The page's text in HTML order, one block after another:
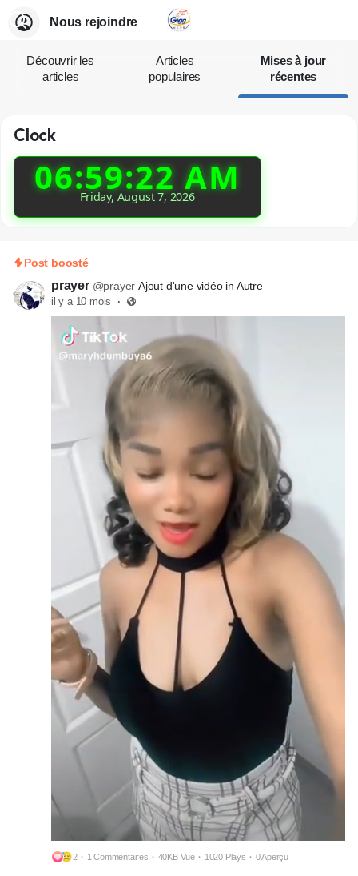
Nous rejoindre
Découvrir les
articles
Articles
populaires
Mises à jour
récentes
Clock
06:59:23 AM
Friday, August 7, 2026
Post boosté
prayer @prayer Ajout d'une vidéo in Autre
il y a 10 mois ·
2 · 1 Commentaires · 40KB Vue · 1020 Plays · 0 Aperçu